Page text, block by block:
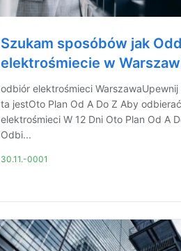
Szukam sposóbów jak
elektrośmiecie w
odbiór elektrośmieci WarszawaUpewnij
ta jestOto Plan Od A Do Z Aby
elektrośmieci W 12 Dni Oto Plan Od A
Odbi...
30.11.-0001